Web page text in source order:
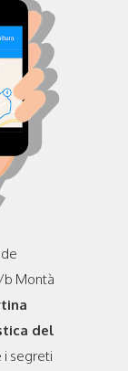
b Montà
del
i segreti